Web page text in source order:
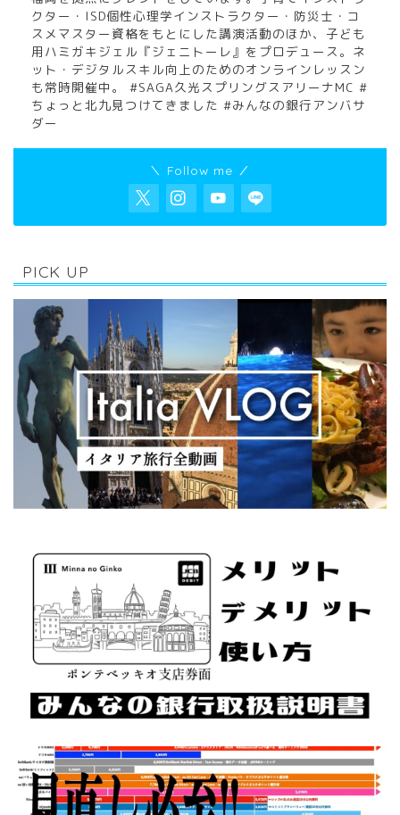
クター・ISD個性心理学インストラクター・防災士・コ
スメマスター資格をもとにした講演活動のほか、子ども
用ハミガキジェル『ジェニトーレ』をプロデュース。ネ
ット・デジタルスキル向上のためのオンラインレッスン
も常時開催中。 #SAGA久光スプリングスアリーナMC #
ちょっと北九見つけてきました #みんなの銀行アンバサ
ダー
＼ Follow me ／
PICK UP